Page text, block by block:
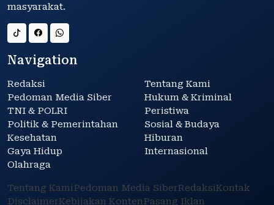
masyarakat.
Navigation
Redaksi
Tentang Kami
Pedoman Media Siber
Hukum & Kriminal
TNI & POLRI
Peristiwa
Politik & Pemerintahan
Sosial & Budaya
Kesehatan
Hiburan
Gaya Hidup
Internasional
Olahraga
Tentang KamiPedoman Media SiberRedaksiKontak
DisclaimerKebijakan KontenPasang Iklan